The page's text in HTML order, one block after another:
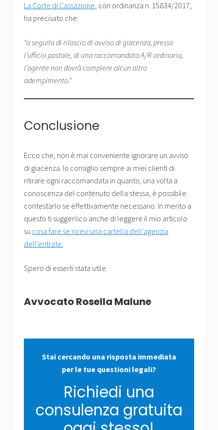
La Corte di Cassazione, con ordinanza n. 15834/2017,
ha precisato che:
“a seguito di rilascio di avviso di giacenza, presso
l’ufficio postale, di una raccomandata A/R ordinaria,
l’agente non dovrà compiere alcun altro
adempimento.”
Conclusione
Ecco che, non è mai conveniente ignorare un avviso
di giacenza. Io consiglio sempre ai miei clienti di
ritirare ogni raccomandata in quanto, una volta a
conoscenza del contenuto della stessa, è possibile
contestarlo se effettivamente necessario. In merito a
questo ti suggerisco anche di leggere il mio articolo
su cosa fare se ricevi una cartella dell’agenzia
dell’entrate.
Spero di esserti stata utile.
Avvocato Rosella Malune
Stai cercando una risposta immediata
per le tue questioni legali?
Richiedi una
consulenza gratuita